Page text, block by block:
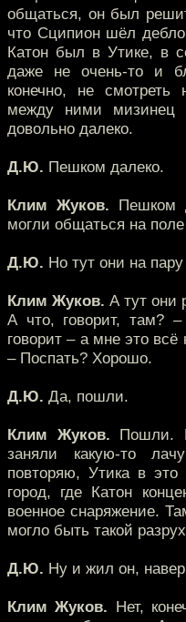
общаться, он был
что Сципион шёл
Катон был в Утике, в
даже не очень-то и
конечно, не
между ними
довольно далеко.
Д.Ю. Пешком далеко.
Клим Жуков. Пешком
могли общаться на
Д.Ю. Но тут они на
Клим Жуков. А тут они
А что, говорит, там?
говорит – а мне это всё
– Поспать? Хорошо.
Д.Ю. Да, пошли.
Клим Жуков. Пошли.
заняли какую-то
повторяю, Утика в
город, где Катон
военное снаряжение.
могло быть такой
Д.Ю. Ну и жил он,
Клим Жуков. Нет,